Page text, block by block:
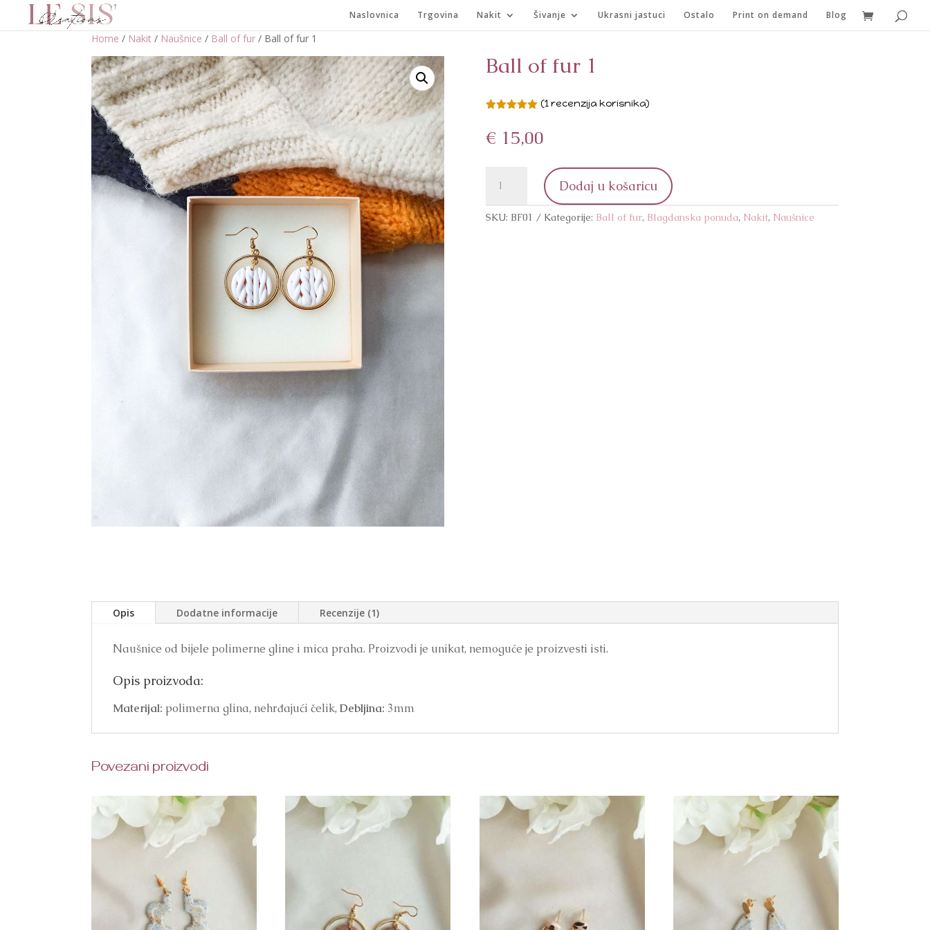
Naslovnica Trgovina Nakit Šivanje Ukrasni jastuci Ostalo Print on demand Blog
Home / Nakit / Naušnice / Ball of fur / Ball of fur 1
Ball of fur 1
od ukupno
5 (
(1recenzija korisnika)
€ 15,00
fur
1
Dodaj u košaricu
SKU: BF01 Kategorije: Ball of fur, Blagdanska ponuda, Nakit, Naušnice
Opis Dodatne informacije Recenzije (1)
Naušnice od bijele polimerne gline i mica praha. Proizvodi je unikat, nemoguće je proizvesti isti.
Opis proizvoda:
Materijal: polimerna glina, nehrđajući čelik, Debljina: 3mm
Povezani proizvodi